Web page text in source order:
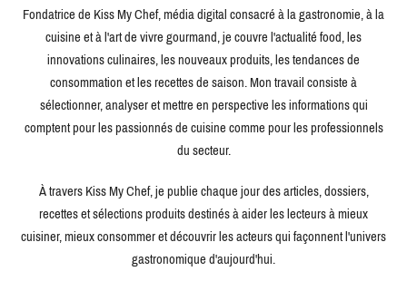
Fondatrice de Kiss My Chef, média digital consacré à la gastronomie, à la
cuisine et à l'art de vivre gourmand, je couvre l'actualité food, les
innovations culinaires, les nouveaux produits, les tendances de
consommation et les recettes de saison. Mon travail consiste à
sélectionner, analyser et mettre en perspective les informations qui
comptent pour les passionnés de cuisine comme pour les professionnels
du secteur.
À travers Kiss My Chef, je publie chaque jour des articles, dossiers,
recettes et sélections produits destinés à aider les lecteurs à mieux
cuisiner, mieux consommer et découvrir les acteurs qui façonnent l'univers
gastronomique d'aujourd'hui.